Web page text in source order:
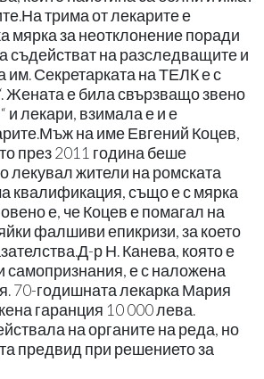
трима от лекарите е
мярка за неотклонение поради
съдействат на разследващите и
им. Секретарката на ТЕЛК е с
Жената е била свързващо звено
и лекари, взимала е и е
на име Евгений Коцев,
през 2011 година беше
лекувал жители на ромската
квалификация, също е с мярка
е, че Коцев е помагал на
фалшиви епикризи, за което
р Н. Канева, която е
самопризнания, е с наложена
70-годишната лекарка Мария
гаранция 10 000 лева.
на органите на реда, но
предвид при решението за